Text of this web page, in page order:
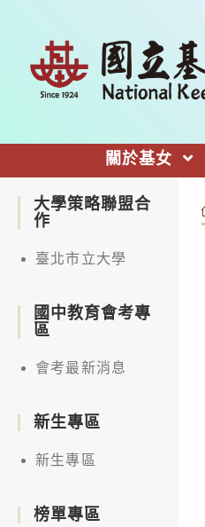
關於基女
大學策略聯盟合
作
臺北市立大學
國中教育會考專
區
會考最新消息
新生專區
新生專區
榜單專區